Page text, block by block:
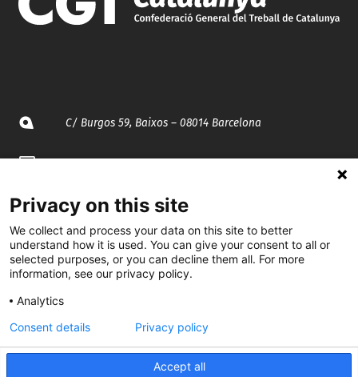
C/ Burgos 59, Baixos – 08014 Barcelona
935 120 481
@CGTCatalunya
cgtcatalunya
Privacy on this site
We collect and process your data on this site to better
understand how it is used. You can give your consent to all or
selected purposes, or you can decline them all. For more
information, see our privacy policy.
Analytics
Accept all
Consent details Privacy policy